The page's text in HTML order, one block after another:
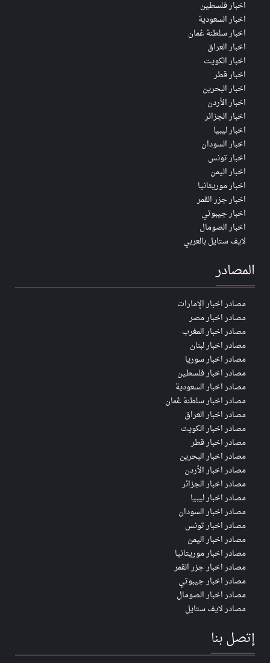
اخبار فلسطين
اخبار السعودية
اخبار سلطنة عُمان
اخبار العراق
اخبار الكويت
اخبار قطر
اخبار البحرين
اخبار الأردن
اخبار الجزائر
اخبار ليبيا
اخبار السودان
اخبار تونس
اخبار اليمن
اخبار موريتانيا
اخبار جزر القمر
اخبار جيبوتي
اخبار الصومال
لايف ستايل بالعربي
المصادر
مصادر اخبار الإمارات
مصادر اخبار مصر
مصادر اخبار المغرب
مصادر اخبار لبنان
مصادر اخبار سوريا
مصادر اخبار فلسطين
مصادر اخبار السعودية
مصادر اخبار سلطنة عُمان
مصادر اخبار العراق
مصادر اخبار الكويت
مصادر اخبار قطر
مصادر اخبار البحرين
مصادر اخبار الأردن
مصادر اخبار الجزائر
مصادر اخبار ليبيا
مصادر اخبار السودان
مصادر اخبار تونس
مصادر اخبار اليمن
مصادر اخبار موريتانيا
مصادر اخبار جزر القمر
مصادر اخبار جيبوتي
مصادر اخبار الصومال
مصادر لايف ستايل
إتصل بنا